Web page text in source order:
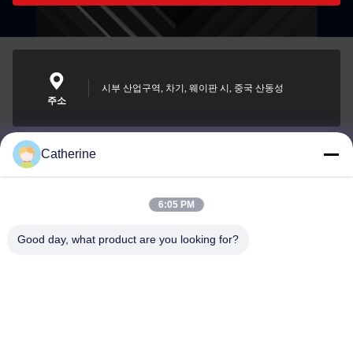
주소
시부 산업구역, 차기, 웨이판 시, 중국 산동성
padraic@huayumachine.cn
Catherine
6:05 PM
Good day, what product are you looking for?